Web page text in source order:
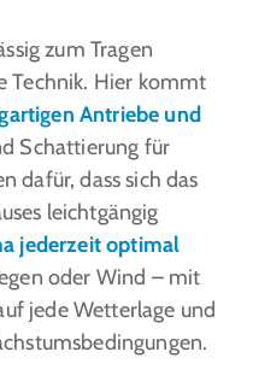
zum Tragen
Technik. Hier kommt
Antriebe und
Schattierung für
dafür, dass sich das
leichtgängig
jederzeit optimal
oder Wind – mit
jede Wetterlage und